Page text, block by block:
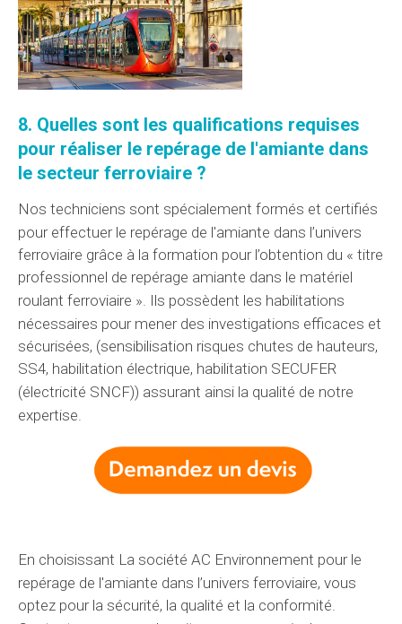
8. Quelles sont les qualifications requises
pour réaliser le repérage de l'amiante dans
le secteur ferroviaire ?
Nos techniciens sont spécialement formés et certifiés
pour effectuer le repérage de l'amiante dans l’univers
ferroviaire grâce à la formation pour l’obtention du « titre
professionnel de repérage amiante dans le matériel
roulant ferroviaire ». Ils possèdent les habilitations
nécessaires pour mener des investigations efficaces et
sécurisées, (sensibilisation risques chutes de hauteurs,
SS4, habilitation électrique, habilitation SECUFER
(électricité SNCF)) assurant ainsi la qualité de notre
expertise
En choisissant La société AC Environnement pour le
repérage de l'amiante dans l’univers ferroviaire, vous
optez pour la sécurité, la qualité et la conformité.